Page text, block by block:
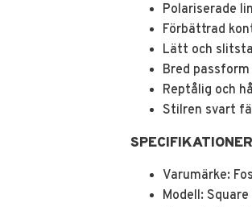
Polariserade
Förbättrad
Lätt och
Bred
Reptålig och
Stilren svart
SPECIFIKATIONER
Varumärke:
Modell: